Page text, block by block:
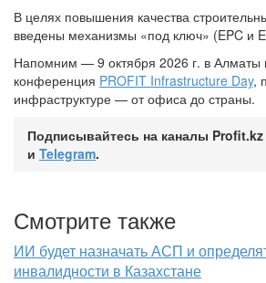
В целях повышения качества
введены механизмы «под ключ» (EPC и
Напомним — 9 октября 2026 г. в Алматы
конференция PROFIT Infrastructure Day,
инфраструктуре — от офиса до страны.
Подписывайтесь на каналы Profit.kz
и Telegram.
Смотрите также
ИИ будет назначать АСП и
инвалидности в Казахстане